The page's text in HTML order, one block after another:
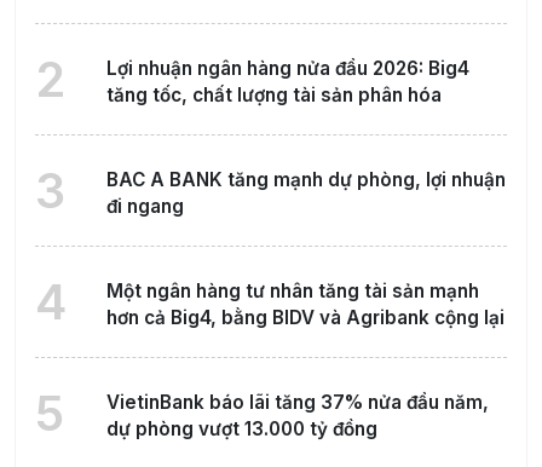
2
Lợi nhuận ngân hàng nửa đầu 2026: Big4
tăng tốc, chất lượng tài sản phân hóa
3
BAC A BANK tăng mạnh dự phòng, lợi nhuận
đi ngang
4
Một ngân hàng tư nhân tăng tài sản mạnh
hơn cả Big4, bằng BIDV và Agribank cộng lại
5
VietinBank báo lãi tăng 37% nửa đầu năm,
dự phòng vượt 13.000 tỷ đồng